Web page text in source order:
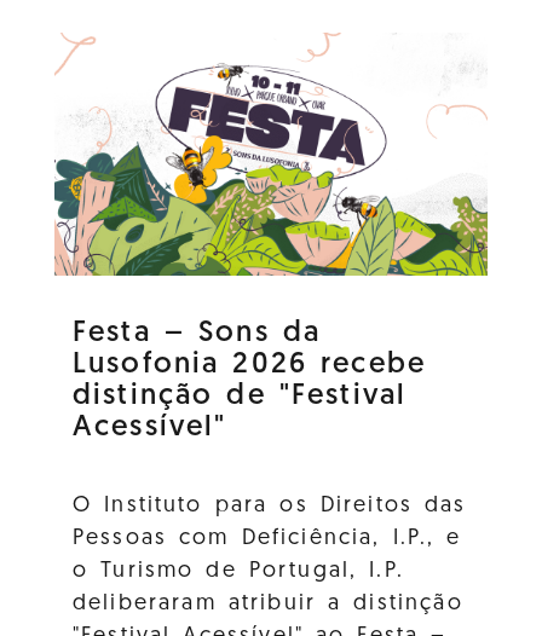
Festa – Sons da
Lusofonia 2026 recebe
distinção de "Festival
Acessível"
O Instituto para os Direitos das
Pessoas com Deficiência, I.P., e
o Turismo de Portugal, I.P.
deliberaram atribuir a distinção